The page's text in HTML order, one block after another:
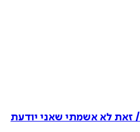
יומני הסודי ביותר - ספר 8 / זאת לא אשמתי שאני יודעת